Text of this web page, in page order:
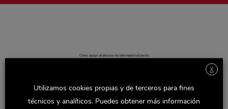
X
Utilizamos cookies propias y de terceros para fines
técnicos y analíticos. Puedes obtener más información